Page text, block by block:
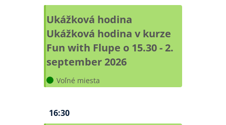
Ukážková hodina
Ukážková hodina v kurze
Fun with Flupe o 15.30 - 2.
september 2026
Voľné miesta
16:30